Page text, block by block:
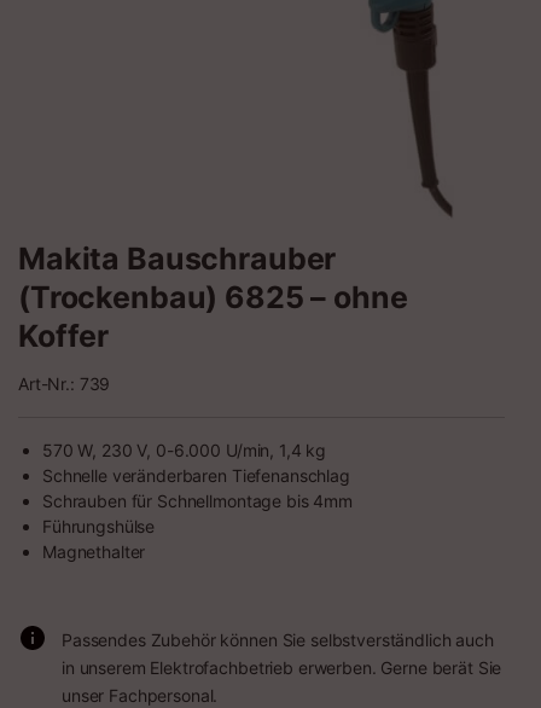
Makita Bauschrauber
(Trockenbau) 6825 – ohne
Koffer
Art-Nr.: 739
570 W, 230 V, 0-6.000 U/min, 1,4 kg
Schnelle veränderbaren Tiefenanschlag
Schrauben für Schnellmontage bis 4mm
Führungshülse
Magnethalter
Passendes Zubehör können Sie selbstverständlich auch
in unserem Elektrofachbetrieb erwerben. Gerne berät Sie
unser Fachpersonal.